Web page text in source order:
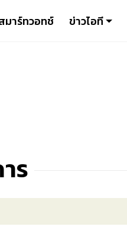
มาร์ทวอทช์ ข่าวไอที
ร